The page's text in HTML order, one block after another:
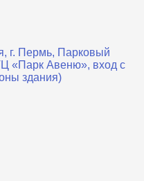
г. Пермь, Парковый
«Парк Авеню», вход с
здания)